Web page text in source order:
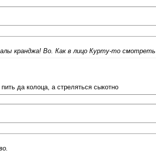
кранджа! Во. Как в лицо Курту-то
да колоца, а стреляться сыкотно